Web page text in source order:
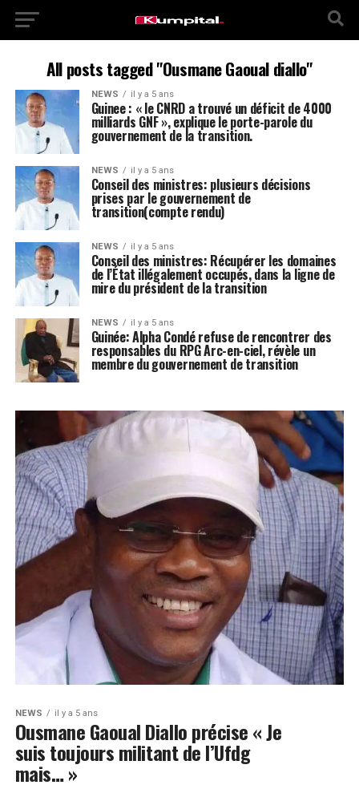
All posts tagged "Ousmane Gaoual diallo"
NEWS il y a 5 ans
Guinee : « le CNRD a trouvé un déficit de 4000
milliards GNF », explique le porte-parole du
gouvernement de la transition.
NEWS il y a 5 ans
Conseil des ministres: plusieurs décisions
prises par le gouvernement de
transition(compte rendu)
NEWS il y a 5 ans
Conseil des ministres: Récupérer les domaines
de l’État illégalement occupés, dans la ligne de
mire du président de la transition
NEWS il y a 5 ans
Guinée: Alpha Condé refuse de rencontrer des
responsables du RPG Arc-en-ciel, révèle un
membre du gouvernement de transition
NEWS il y a 5 ans
Ousmane Gaoual Diallo précise « Je
suis toujours militant de l’Ufdg
mais… »